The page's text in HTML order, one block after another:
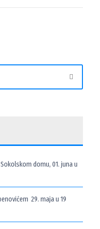
domu, 01. juna u
29. maja u 19